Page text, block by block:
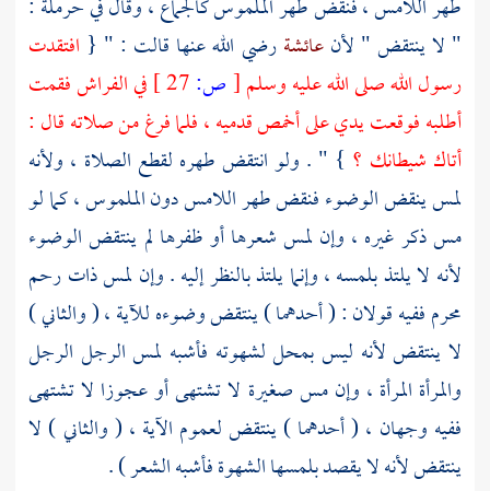
طهر اللامس ، فنقض طهر الملموس كالجماع ، وقال فيحرملة :
" لا ينتقض " لأنعائشةرضي الله عنها قالت : " { افتقدت
رسول الله صلى الله عليه وسلم[ص:
في الفراش فقمت
أطلبه فوقعت يدي على أخمص قدميه ، فلما فرغ من صلاته قال :
أتاك شيطانك ؟ } " . ولو انتقض طهره لقطع الصلاة ، ولأنه
لمس ينقض الوضوء فنقض طهر اللامس دون الملموس ، كما لو
مس ذكر غيره ، وإن لمس شعرها أو ظفرها لم ينتقض الوضوء
لأنه لا يلتذ بلمسه ، وإنما يلتذ بالنظر إليه . وإن لمس ذات رحم
محرم ففيه قولان : ( أحدهما ) ينتقض وضوءه للآية ، ( والثاني )
لا ينتقض لأنه ليس بمحل لشهوته فأشبه لمس الرجل الرجل
والمرأة المرأة ، وإن مس صغيرة لا تشتهى أو عجوزا لا تشتهى
ففيه وجهان ، ( أحدهما ) ينتقض لعموم الآية ، ( والثاني ) لا
ينتقض لأنه لا يقصد بلمسها الشهوة فأشبه الشعر ) .